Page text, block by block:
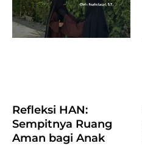
Refleksi HAN:
Sempitnya Ruang
Aman bagi Anak